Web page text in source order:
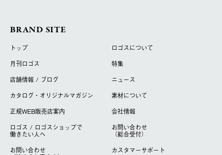
BRAND SITE
トップ
ロゴスについて
月刊ロゴス
特集
店舗情報 / ブログ
ニュース
カタログ・オリジナルマガジン
素材について
正規WEB販売店案内
会社情報
ロゴス / ロゴスショップで
働きたい人へ
お問い合わせ
（総合受付）
お問い合わせ
カスタマーサポート